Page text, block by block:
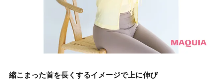
縮こまった首を長くするイメージで上に伸び